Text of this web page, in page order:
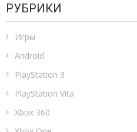
РУБРИКИ
Игры
Android
PlayStation 3
PlayStation Vita
Xbox 360